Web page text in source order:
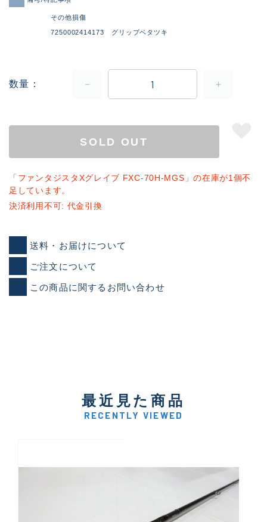
その他損傷
7250002414173 グリップベタツキ
数量
SOLD OUT
「ファンタジスタXグレイブ FXC-70H-MGS」の在庫が1個不
足しています。
決済利用不可: 代金引換
送料・お届けについて
ご注文について
この商品に関するお問い合わせ
最近見た商品
RECENTLY VIEWED